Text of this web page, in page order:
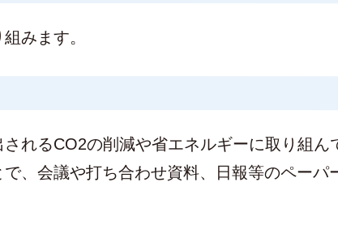
みます。
れるCO2の削減や省エネルギーに取り組ん
、会議や打ち合わせ資料、日報等のペーパ